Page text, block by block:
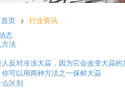
首页 > 行业资讯
态
方法
反对冷冻大蒜，因为它会改变大蒜
可以用两种方法之一保鲜大蒜
区别